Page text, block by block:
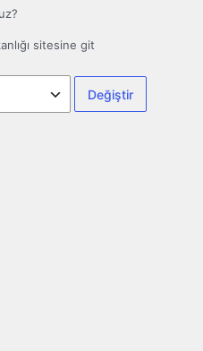
sitesine git